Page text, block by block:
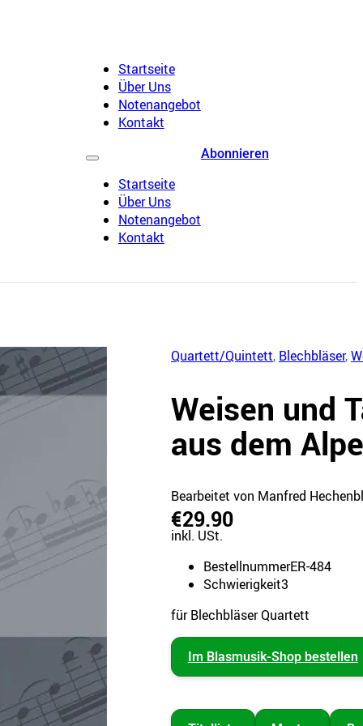
Startseite
Über Uns
Notenangebot
Kontakt
Startseite
Über Uns
Notenangebot
Kontakt
Abonnieren
Quartett/Quintett, Blechbläser,
Weisen und
aus dem
Bearbeitet von Manfred
€29.90
inkl. USt.
BestellnummerER-484
Schwierigkeit3
für Blechbläser Quartett
Im Blasmusik-Shop bestellen